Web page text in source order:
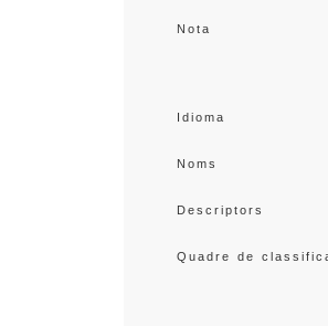
Nota
Idioma
Noms
Descriptors
Quadre de